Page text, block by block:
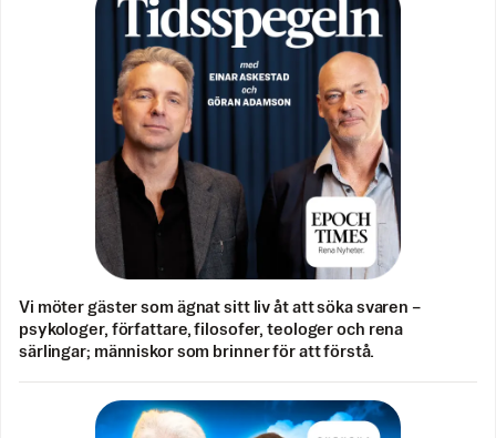
Vi möter gäster som ägnat sitt liv åt att söka svaren –
psykologer, författare, filosofer, teologer och rena
särlingar; människor som brinner för att förstå.